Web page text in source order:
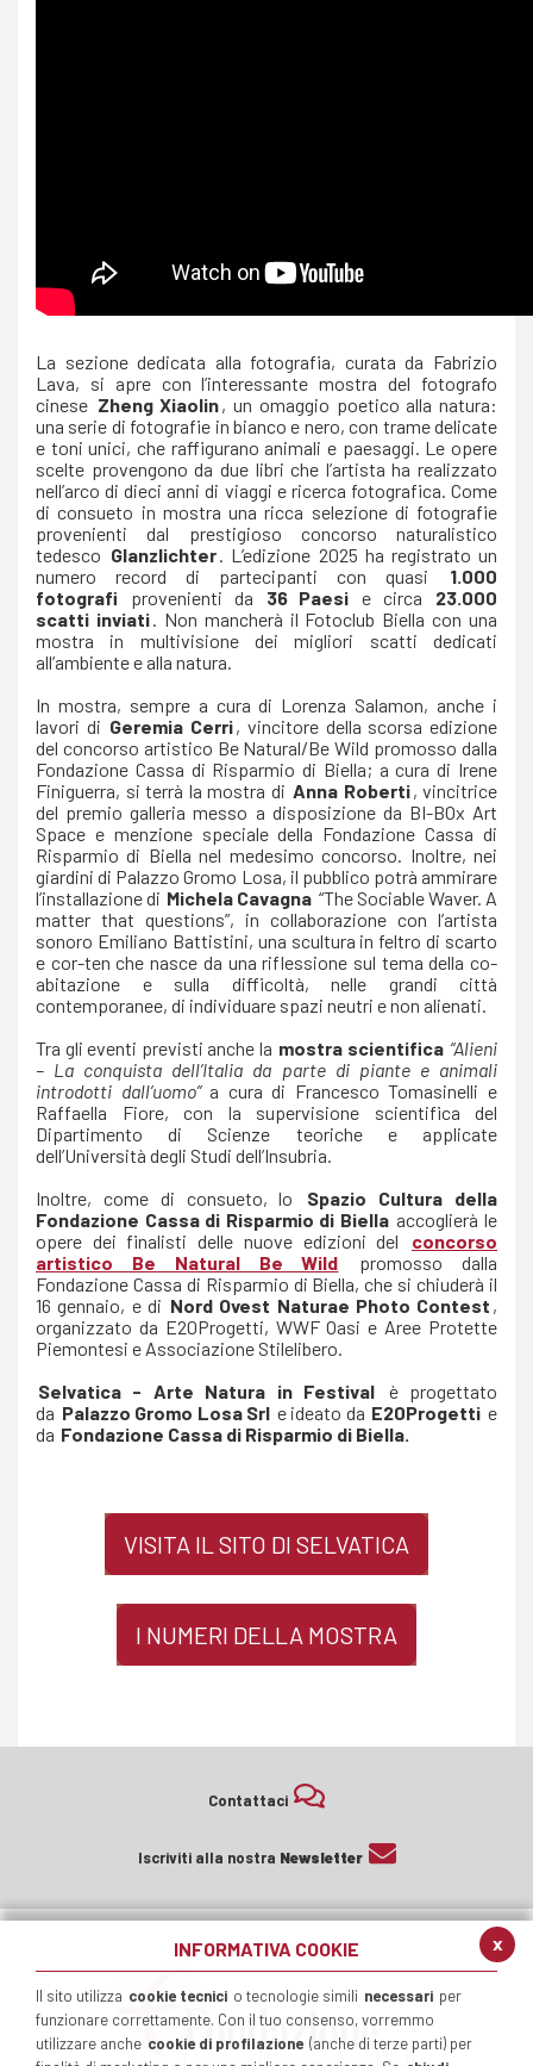
x
INFORMATIVA COOKIE
Il sito utilizza cookie tecnici o tecnologie simili necessari per
funzionare correttamente. Con il tuo consenso, vorremmo
utilizzare anche cookie di profilazione (anche di terze parti) per
La sezione dedicata alla fotografia, curata da Fabrizio
Lava, si apre con l’interessante mostra del fotografo
cinese Zheng Xiaolin, un omaggio poetico alla natura:
una serie di fotografie in bianco e nero, con trame delicate
e toni unici, che raffigurano animali e paesaggi. Le opere
scelte provengono da due libri che l’artista ha realizzato
nell’arco di dieci anni di viaggi e ricerca fotografica. Come
di consueto in mostra una ricca selezione di fotografie
provenienti dal prestigioso concorso naturalistico
tedesco Glanzlichter
. L’edizione 2025 ha registrato un
numero record di partecipanti con quasi
1.000
fotografi
provenienti da 36 Paesi e circa
23.000
scatti inviati
. Non mancherà il Fotoclub Biella con una
mostra in multivisione dei migliori scatti dedicati
all’ambiente e alla natura.
In mostra, sempre a cura di Lorenza Salamon, anche i
lavori di Geremia Cerri, vincitore della scorsa edizione
del concorso artistico Be Natural/Be Wild promosso dalla
Fondazione Cassa di Risparmio di Biella; a cura di Irene
Finiguerra, si terrà la mostra di Anna Roberti, vincitrice
del premio galleria messo a disposizione da BI-BOx Art
Space e menzione speciale della Fondazione Cassa di
Risparmio di Biella nel medesimo concorso. Inoltre, nei
giardini di Palazzo Gromo Losa, il pubblico potrà ammirare
l’installazione di Michela Cavagna “The Sociable Waver. A
matter that questions”, in collaborazione con l’artista
sonoro Emiliano Battistini, una scultura in feltro di scarto
e cor-ten che nasce da una riflessione sul tema della co-
abitazione e sulla difficoltà, nelle grandi città
contemporanee, di individuare spazi neutri e non alienati.
Tra gli eventi previsti anche la mostra scientifica “Alieni
– La conquista dell’Italia da parte di piante e animali
introdotti dall’uomo”a cura di Francesco Tomasinelli e
Raffaella Fiore, con la supervisione scientifica del
Dipartimento di Scienze teoriche e applicate
dell’Università degli Studi dell’Insubria.
Inoltre, come di consueto, lo
Spazio Cultura della
Fondazione Cassa di Risparmio di Biella accoglierà le
opere dei finalisti delle nuove edizioni del
concorso
artistico Be Natural Be Wild
promosso dalla
Fondazione Cassa di Risparmio di Biella, che si chiuderà il
16 gennaio, e di Nord Ovest Naturae Photo Contest ,
organizzato da E20Progetti, WWF Oasi e Aree Protette
Piemontesi e Associazione Stilelibero.
Selvatica - Arte Natura in Festival
è progettato
da Palazzo Gromo Losa Srl e ideato da E20Progetti e
da Fondazione Cassa di Risparmio di Biella.
VISITA IL SITO DI SELVATICA
I NUMERI DELLA MOSTRA
Contattaci
Iscriviti alla nostra Newsletter